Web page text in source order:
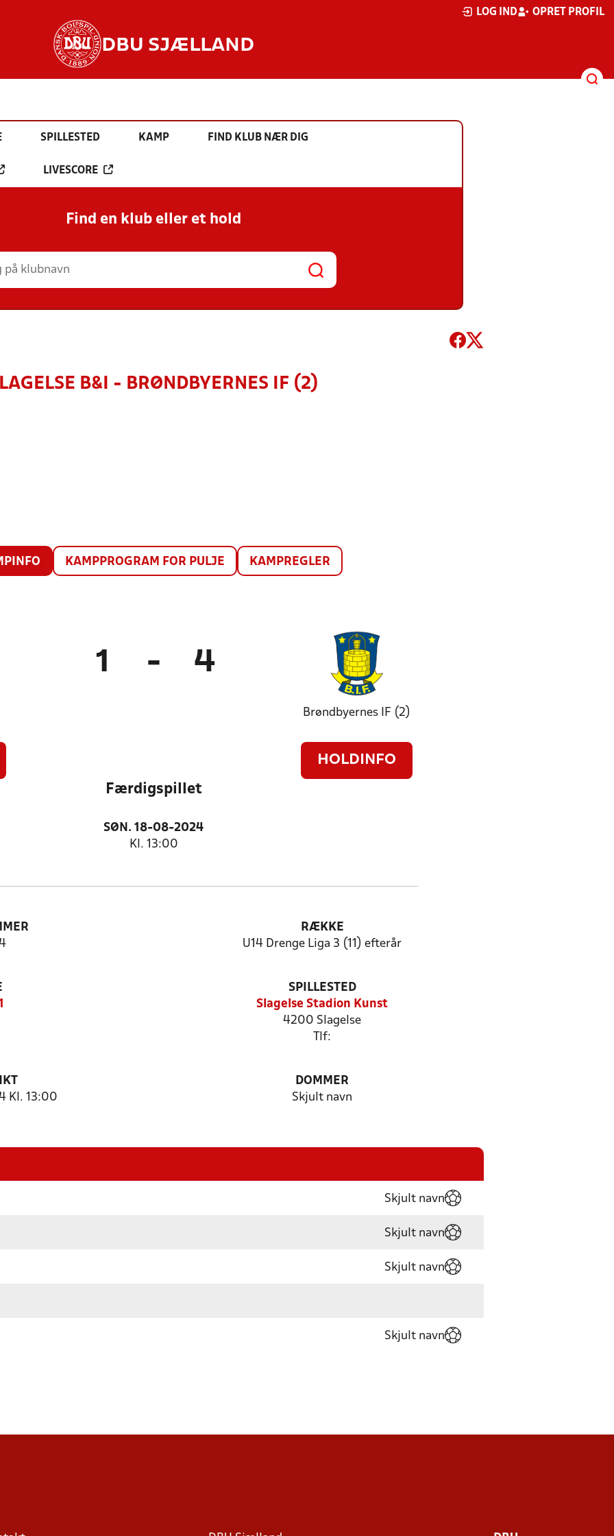
LOG IND OPRET PROFIL
DBU SJÆLLAND
SPILLESTED KAMP FIND KLUB NÆR DIG
LIVESCORE
Find en klub eller et hold
B&I - BRØNDBYERNES IF (2)
KAMPPROGRAM FOR PULJE KAMPREGLER
1 - 4
Brøndbyernes IF (2)
HOLDINFO
Færdigspillet
SØN. 18-08-2024
Kl. 13:00
RÆKKE
U14 Drenge Liga 3 (11) efterår
SPILLESTED
Slagelse Stadion Kunst
4200 Slagelse
Tlf:
Kl. 13:00
DOMMER
Skjult navn
Skjult navn
Skjult navn
Skjult navn
Skjult navn